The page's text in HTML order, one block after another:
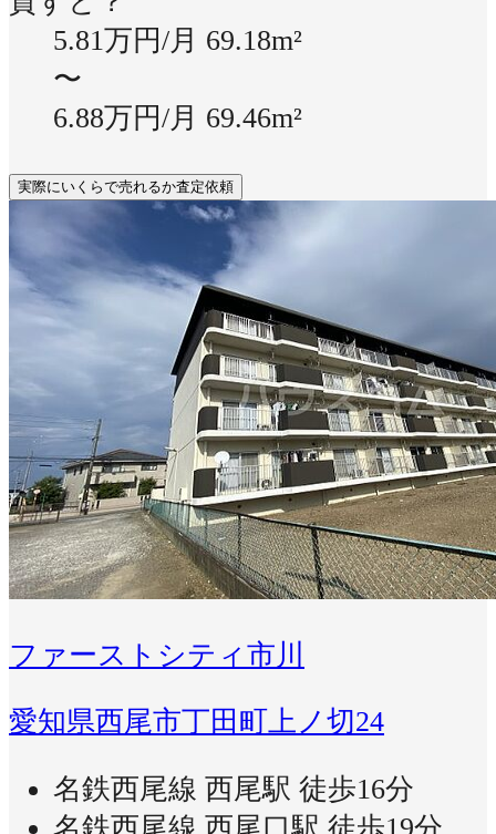
5.81万円/月 69.18m²
〜
6.88万円/月 69.46m²
実際にいくらで売れるか査定依頼
ファーストシティ市川
愛知県西尾市丁田町上ノ切24
名鉄西尾線 西尾駅 徒歩16分